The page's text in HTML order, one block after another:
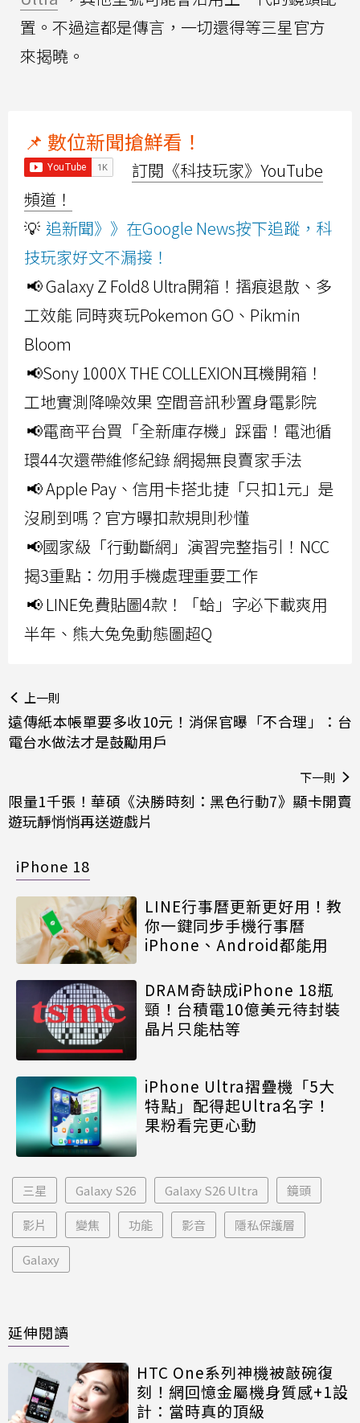
置。不過這都是傳言，一切還得等三星官方
來揭曉。
📌 數位新聞搶鮮看！
訂閱《科技玩家》YouTube
頻道！
💡 追新聞》》在Google News按下追蹤，科
技玩家好文不漏接！
📢 Galaxy Z Fold8 Ultra開箱！摺痕退散、多
工效能 同時爽玩Pokemon GO、Pikmin
Bloom
📢Sony 1000X THE COLLEXION耳機開箱！
工地實測降噪效果 空間音訊秒置身電影院
📢電商平台買「全新庫存機」踩雷！電池循
環44次還帶維修紀錄 網揭無良賣家手法
📢 Apple Pay、信用卡搭北捷「只扣1元」是
沒刷到嗎？官方曝扣款規則秒懂
📢國家級「行動斷網」演習完整指引！NCC
揭3重點：勿用手機處理重要工作
📢 LINE免費貼圖4款！「蛤」字必下載爽用
半年、熊大兔兔動態圖超Q
上一則
遠傳紙本帳單要多收10元！消保官曝「不合理」：台
電台水做法才是鼓勵用戶
下一則
限量1千張！華碩《決勝時刻：黑色行動7》顯卡開賣
遊玩靜悄悄再送遊戲片
iPhone 18
LINE行事曆更新更好用！教
你一鍵同步手機行事曆
iPhone、Android都能用
DRAM奇缺成iPhone 18瓶
頸！台積電10億美元待封裝
晶片只能枯等
iPhone Ultra摺疊機「5大
特點」配得起Ultra名字！
果粉看完更心動
三星 Galaxy S26 Galaxy S26 Ultra 鏡頭
影片 變焦 功能 影音 隱私保護層
Galaxy
延伸閱讀
HTC One系列神機被敲碗復
刻！網回憶金屬機身質感+1設
計：當時真的頂級